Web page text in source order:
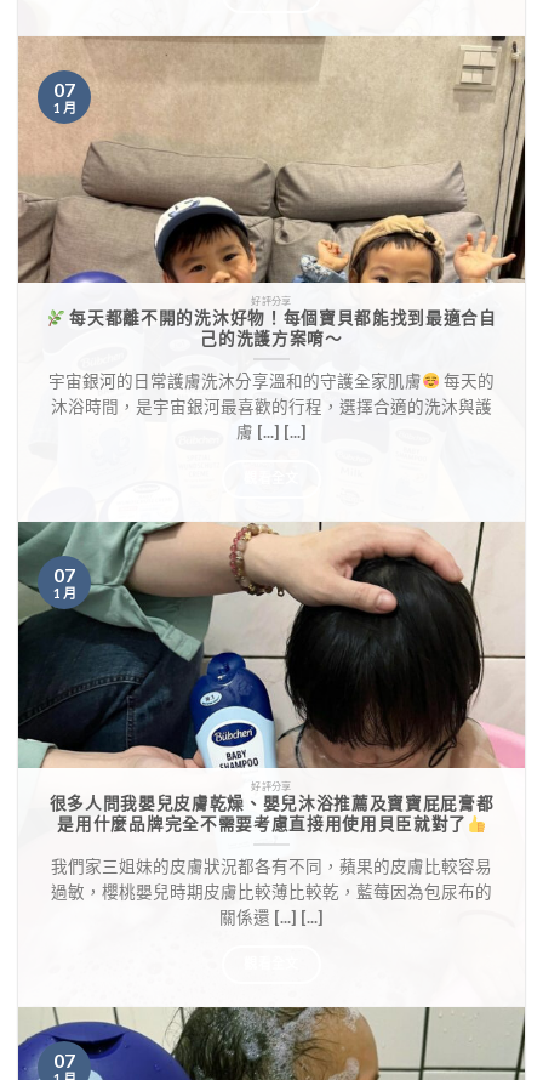
好評分享
每天都離不開的洗沐好物！每個寶貝都能找到最適合自
己的洗護方案唷～
宇宙銀河的日常護膚洗沐分享溫和的守護全家肌膚
每天的
沐浴時間，是宇宙銀河最喜歡的行程，選擇合適的洗沐與護
膚 [...] [...]
07
1 月
好評分享
很多人問我嬰兒皮膚乾燥、嬰兒沐浴推薦及寶寶屁屁膏都
是用什麼品牌完全不需要考慮直接用使用貝臣就對了
我們家三姐妹的皮膚狀況都各有不同，蘋果的皮膚比較容易
過敏，櫻桃嬰兒時期皮膚比較薄比較乾，藍莓因為包尿布的
關係還 [...] [...]
07
1 月
07